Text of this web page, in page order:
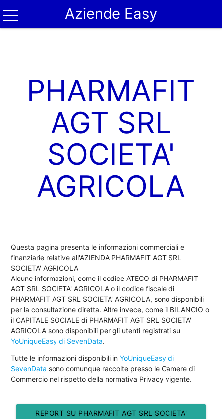
Aziende Easy
PHARMAFIT
AGT SRL
SOCIETA'
AGRICOLA
Questa pagina presenta le informazioni commerciali e
finanziarie relative all'AZIENDA PHARMAFIT AGT SRL
SOCIETA' AGRICOLA
Alcune informazioni, come il codice ATECO di PHARMAFIT
AGT SRL SOCIETA' AGRICOLA o il codice fiscale di
PHARMAFIT AGT SRL SOCIETA' AGRICOLA, sono disponibili
per la consultazione diretta. Altre invece, come il BILANCIO o
il CAPITALE SOCIALE di PHARMAFIT AGT SRL SOCIETA'
AGRICOLA sono disponibili per gli utenti registrati su
YoUniqueEasy di SevenData.
Tutte le informazioni disponibili inYoUniqueEasy di
SevenData sono comunque raccolte presso le Camere di
Commercio nel rispetto della normativa Privacy vigente.
REPORT SU PHARMAFIT AGT SRL SOCIETA'